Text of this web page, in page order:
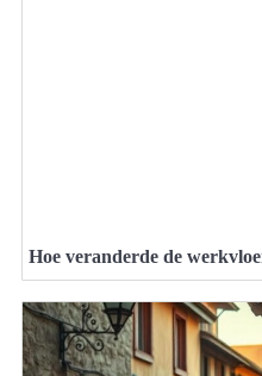
Hoe veranderde de